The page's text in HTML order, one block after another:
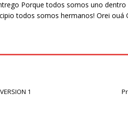
Porque todos somos uno dentro
todos somos hermanos! Orei ouá
1